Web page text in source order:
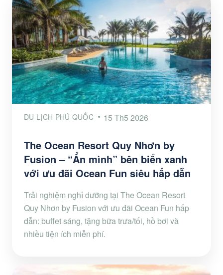
DU LỊCH PHÚ QUỐC 15 Th5 2026
The Ocean Resort Quy Nhơn by
Fusion – “Ẩn mình” bên biển xanh
với ưu đãi Ocean Fun siêu hấp dẫn
Trải nghiệm nghỉ dưỡng tại The Ocean Resort
Quy Nhơn by Fusion với ưu đãi Ocean Fun hấp
dẫn: buffet sáng, tặng bữa trưa/tối, hồ bơi và
nhiều tiện ích miễn phí.